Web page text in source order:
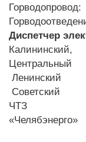
Горводопровод:
Диспетчер
Центральный
Ленинский
Советский
ЧТЗ
«Челябэнерго»